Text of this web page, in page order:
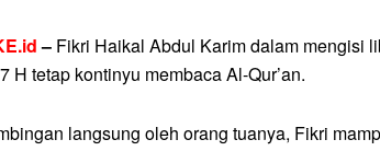
– Fikri Haikal Abdul Karim dalam mengisi
H tetap kontinyu membaca Al-Qur’an.
langsung oleh orang tuanya, Fikri